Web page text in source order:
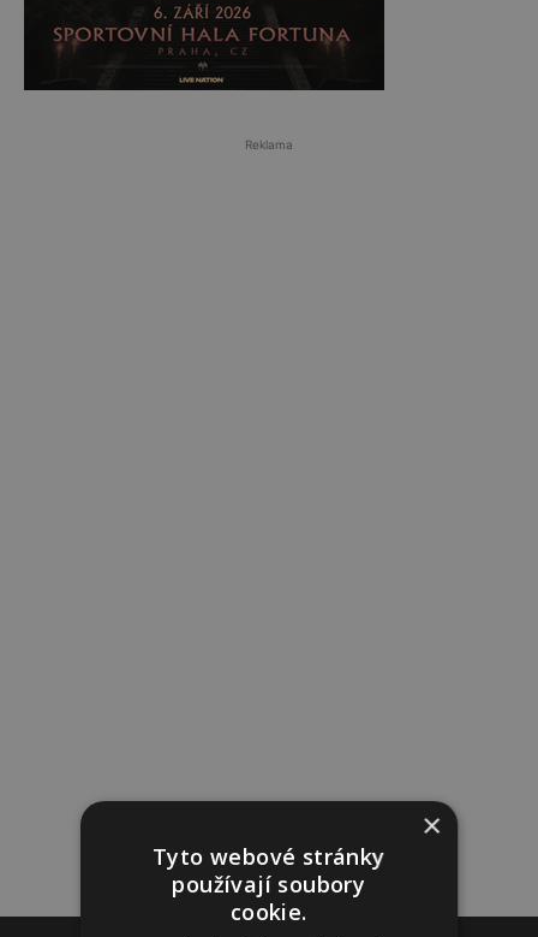
Reklama
×
Tyto webové stránky
používají soubory
cookie.